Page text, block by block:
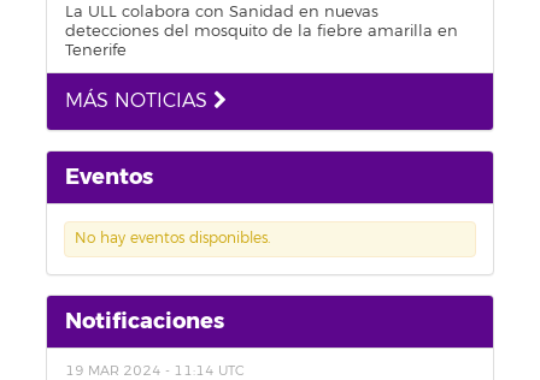
La ULL colabora con Sanidad en nuevas
detecciones del mosquito de la fiebre amarilla en
Tenerife
MÁS NOTICIAS
Eventos
No hay eventos disponibles.
Notificaciones
19 MAR 2024 - 11:14 UTC